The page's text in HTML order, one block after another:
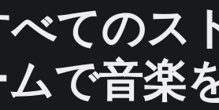
てのス
で音楽